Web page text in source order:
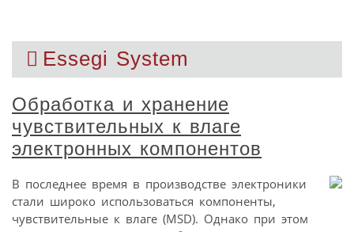
Essegi System
Обработка и хранение
чувствительных к влаге
электронных компонентов
В последнее время в производстве электроники
стали широко использоваться компоненты,
чувствительные к влаге (MSD). Однако при этом